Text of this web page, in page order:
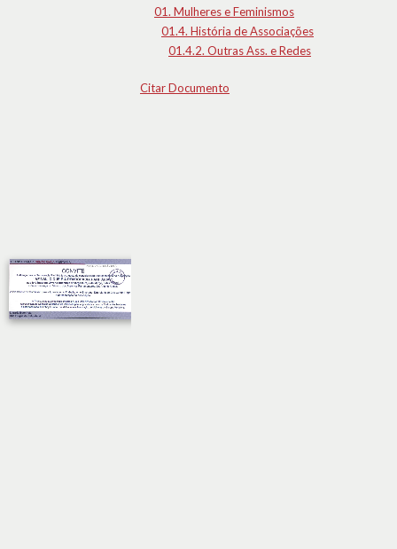
01. Mulheres e Feminismos
01.4. História de Associações
01.4.2. Outras Ass. e Redes
Citar Documento